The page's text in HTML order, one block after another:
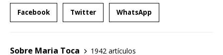
Facebook Twitter WhatsApp
Sobre Maria Toca
1942 artículos